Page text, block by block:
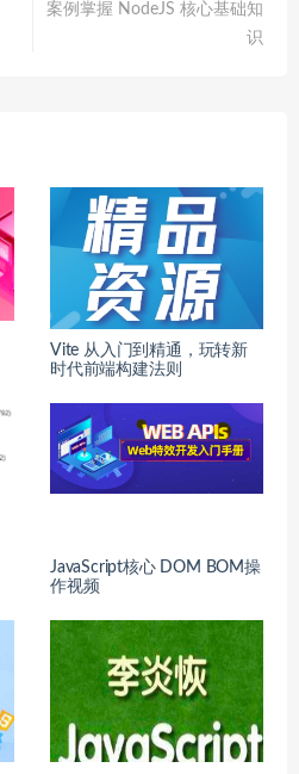
案例掌握 NodeJS 核心基础知
识
Vite 从入门到精通，玩转新
时代前端构建法则
JavaScript核心 DOM BOM操
作视频